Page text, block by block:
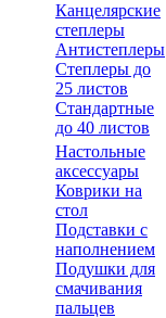
Канцелярские
степлеры
Антистеплеры
Степлеры до
25 листов
Стандартные
до 40 листов
Настольные
аксессуары
Коврики на
стол
Подставки с
наполнением
Подушки для
смачивания
пальцев